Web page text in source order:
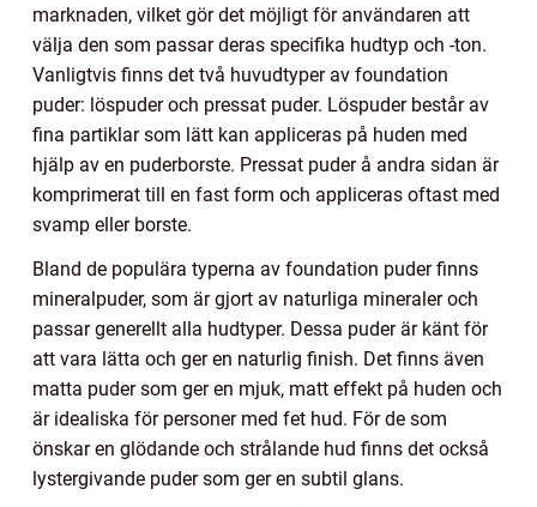
marknaden, vilket gör det möjligt för användaren att
välja den som passar deras specifika hudtyp och -ton.
Vanligtvis finns det två huvudtyper av foundation
puder: löspuder och pressat puder. Löspuder består av
fina partiklar som lätt kan appliceras på huden med
hjälp av en puderborste. Pressat puder å andra sidan är
komprimerat till en fast form och appliceras oftast med
svamp eller borste.
Bland de populära typerna av foundation puder finns
mineralpuder, som är gjort av naturliga mineraler och
passar generellt alla hudtyper. Dessa puder är känt för
att vara lätta och ger en naturlig finish. Det finns även
matta puder som ger en mjuk, matt effekt på huden och
är idealiska för personer med fet hud. För de som
önskar en glödande och strålande hud finns det också
lystergivande puder som ger en subtil glans.